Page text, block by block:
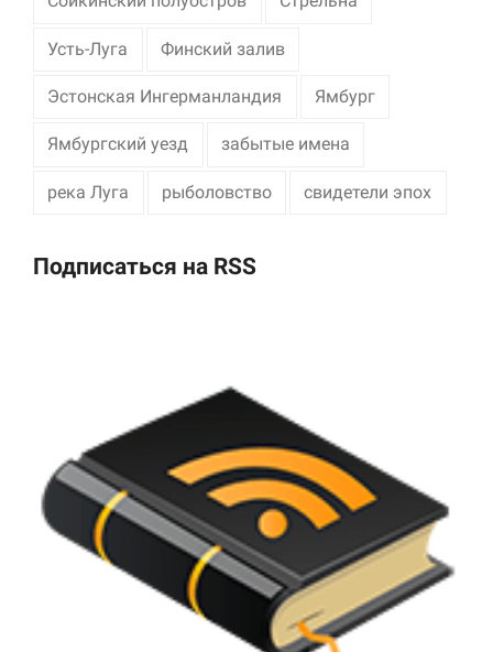
Усть-Луга Финский залив
Эстонская Ингерманландия Ямбург
Ямбургский уезд забытые имена
река Луга рыболовство свидетели эпох
Подписаться на RSS